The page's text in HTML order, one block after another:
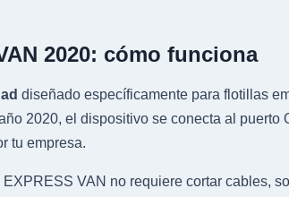
2020: cómo funciona
diseñado específicamente para flotillas
2020, el dispositivo se conecta al puerto
tu empresa.
VAN no requiere cortar cables,